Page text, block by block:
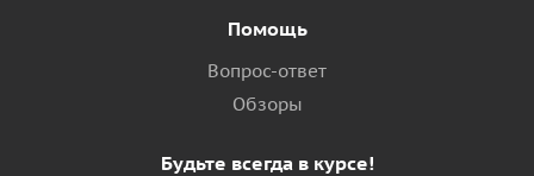
Помощь
Вопрос-ответ
Обзоры
Будьте всегда в курсе!